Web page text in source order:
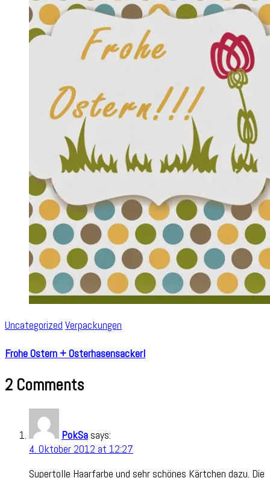
Uncategorized Verpackungen
Frohe Ostern + Osterhasensackerl
2 Comments
PokSa says:
4. Oktober 2012 at 12:27
Supertolle Haarfarbe und sehr schönes Kärtchen dazu. Die